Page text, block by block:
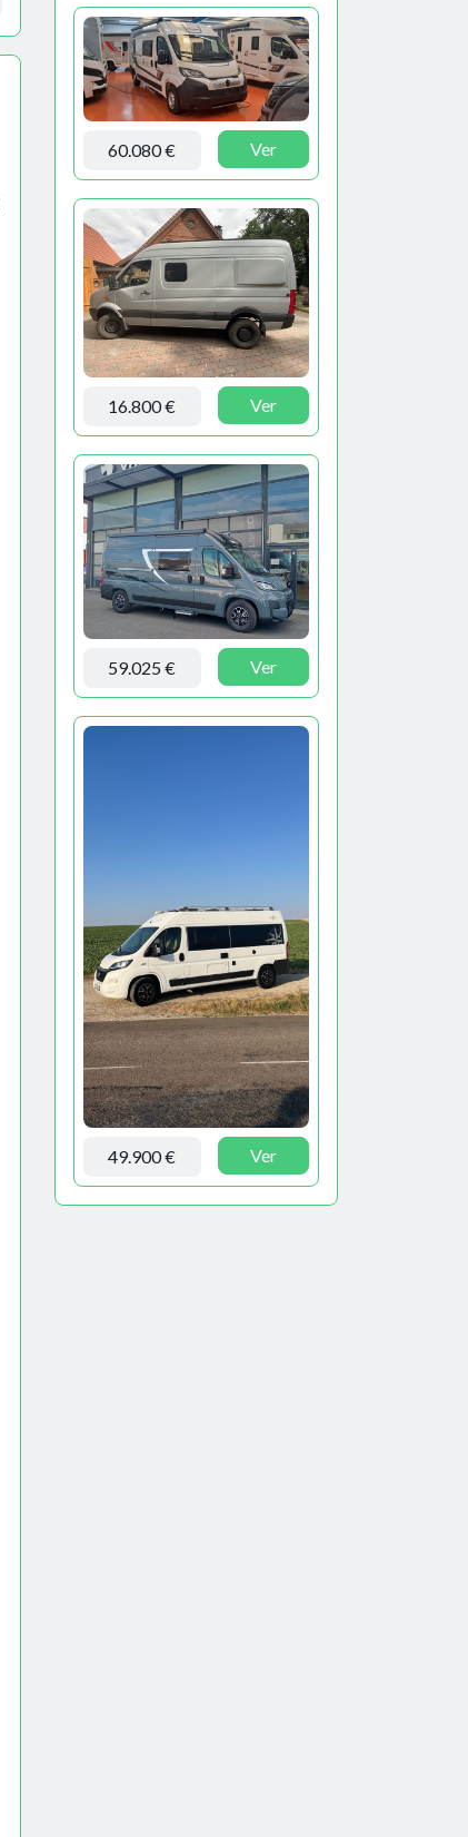
60.080 € Ver
16.800 € Ver
59.025 € Ver
49.900 € Ver